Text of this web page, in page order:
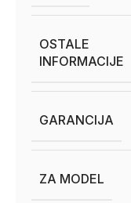
OSTALE
INFORMACIJE
GARANCIJA
ZA MODEL